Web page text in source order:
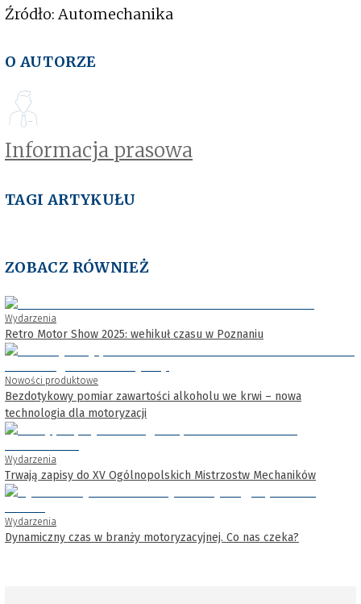
Źródło: Automechanika
O AUTORZE
Informacja prasowa
TAGI ARTYKUŁU
ZOBACZ RÓWNIEŻ
Wydarzenia
Retro Motor Show 2025: wehikuł czasu w Poznaniu
Nowości produktowe
Bezdotykowy pomiar zawartości alkoholu we krwi – nowa
technologia dla motoryzacji
Wydarzenia
Trwają zapisy do XV Ogólnopolskich Mistrzostw Mechaników
Wydarzenia
Dynamiczny czas w branży motoryzacyjnej. Co nas czeka?